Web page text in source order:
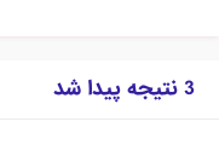
3 نتیجه پیدا شد